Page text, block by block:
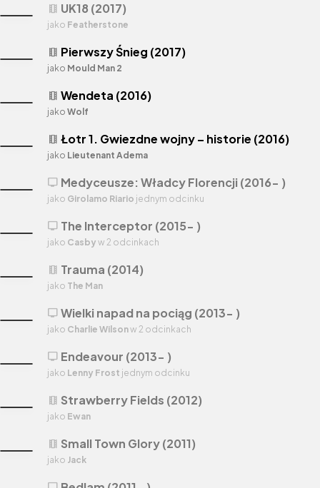
theaters Wendeta (2016)
jako Wolf
theaters Strawberry Fields (2012)
jako Ewan
theaters UK18 (2017)
jako Featherstone
theaters Small Town Glory (2011)
jako Jack
theaters Trauma (2014)
jako The Man
theaters Łotr 1. Gwiezdne wojny – historie (2016)
jako Lieutenant Adema
theaters Pierwszy Śnieg (2017)
jako Mould Man 2
tv Wielki napad na pociąg (2013- )
jako Charlie Wilsonw 2 odcinkach
tv Endeavour (2013- )
jako Lenny Frost jednym odcinku
tv Medyceusze: Władcy Florencji (2016- )
jako Girolamo Riario jednym odcinku
tv The Interceptor (2015- )
jako Casby w 2 odcinkach